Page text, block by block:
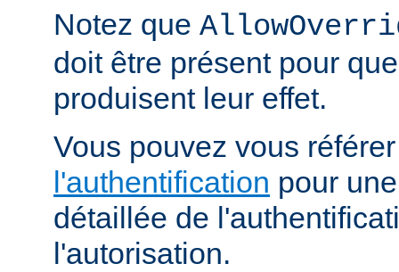
Notez que
doit être présent pour
produisent leur effet.
Vous pouvez vous
l'authentification pour
détaillée de
l'autorisation.